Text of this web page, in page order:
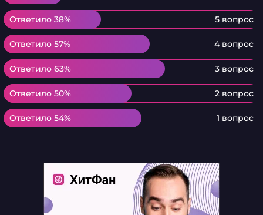
Ответило 38% 5 вопрос
Ответило 38%
Ответило 57% 4 вопрос
Ответило 57%
Ответило 63% 3 вопрос
Ответило 63%
Ответило 50% 2 вопрос
Ответило 50%
Ответило 54% 1 вопрос
Ответило 54%